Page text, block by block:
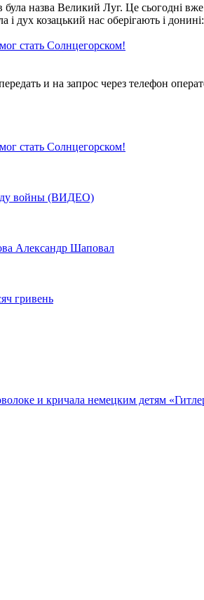
була назва Великий Луг. Це сьогодні
дух козацький нас оберігають і
стать Солнцегорском!
и на запрос через телефон
стать Солнцегорском!
войны (ВИДЕО)
Александр Шаповал
гривень
и кричала немецким детям